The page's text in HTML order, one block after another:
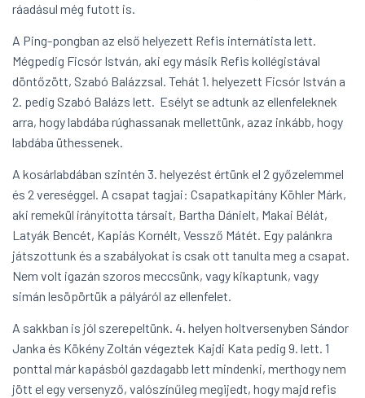
ráadásul még futott is.
A Ping-pongban az első helyezett Refis internátista lett.
Mégpedig Ficsór István, aki egy másik Refis kollégistával
döntőzött, Szabó Balázzsal. Tehát 1. helyezett Ficsór István a
2. pedig Szabó Balázs lett. Esélyt se adtunk az ellenfeleknek
arra, hogy labdába rúghassanak mellettünk, azaz inkább, hogy
labdába üthessenek.
A kosárlabdában szintén 3. helyezést értünk el 2 győzelemmel
és 2 vereséggel. A csapat tagjai: Csapatkapitány Köhler Márk,
aki remekül irányította társait, Bartha Dánielt, Makai Bélát,
Latyák Bencét, Kapiás Kornélt, Vessző Mátét. Egy palánkra
játszottunk és a szabályokat is csak ott tanulta meg a csapat.
Nem volt igazán szoros meccsünk, vagy kikaptunk, vagy
simán lesöpörtük a pályáról az ellenfelet.
A sakkban is jól szerepeltünk. 4. helyen holtversenyben Sándor
Janka és Kökény Zoltán végeztek Kajdi Kata pedig 9. lett. 1
ponttal már kapásból gazdagabb lett mindenki, merthogy nem
jött el egy versenyző, valószínűleg megijedt, hogy majd refis